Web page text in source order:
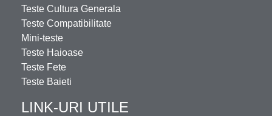
Teste Cultura Generala
Teste Compatibilitate
Mini-teste
Teste Haioase
Teste Fete
Teste Baieti
LINK-URI UTILE